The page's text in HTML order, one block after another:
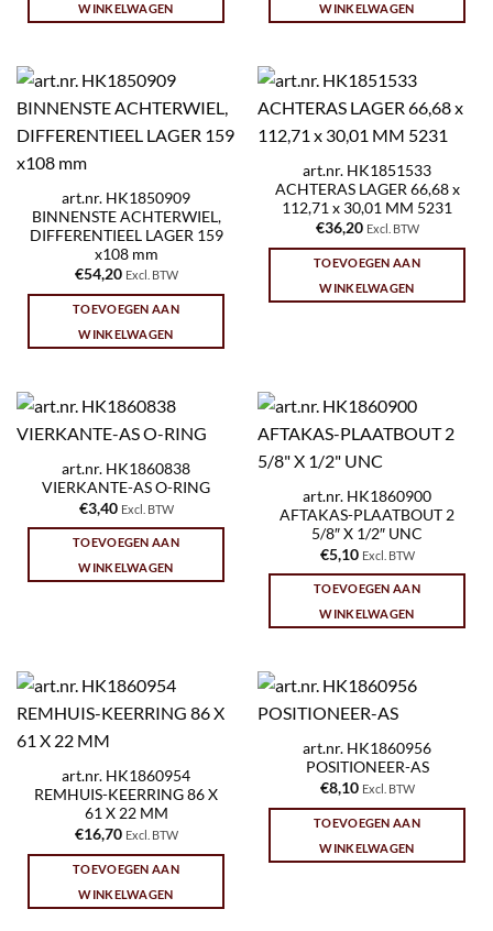
WINKELWAGEN
WINKELWAGEN
art.nr. HK1850909
BINNENSTE ACHTERWIEL,
DIFFERENTIEEL LAGER 159
x108 mm
€54,20 Excl. BTW
TOEVOEGEN AAN
WINKELWAGEN
art.nr. HK1851533
ACHTERAS LAGER 66,68 x
112,71 x 30,01 MM 5231
€36,20 Excl. BTW
TOEVOEGEN AAN
WINKELWAGEN
art.nr. HK1860838
VIERKANTE-AS O-RING
€3,40 Excl. BTW
TOEVOEGEN AAN
WINKELWAGEN
art.nr. HK1860900
AFTAKAS-PLAATBOUT 2
5/8″ X 1/2″ UNC
€5,10 Excl. BTW
TOEVOEGEN AAN
WINKELWAGEN
art.nr. HK1860954
REMHUIS-KEERRING 86 X
61 X 22 MM
€16,70 Excl. BTW
TOEVOEGEN AAN
WINKELWAGEN
art.nr. HK1860956
POSITIONEER-AS
€8,10 Excl. BTW
TOEVOEGEN AAN
WINKELWAGEN